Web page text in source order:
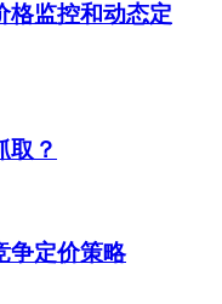
格监控和动态定
取？
争定价策略